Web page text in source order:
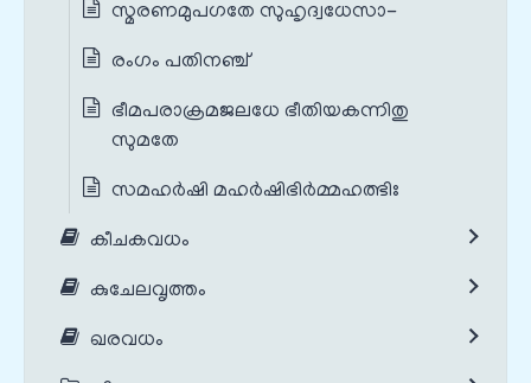
സ്മരണമുപഗതേ സുഹൃദ്വധേസാ-
രംഗം പതിനഞ്ച്
ഭീമപരാക്രമജലധേ ഭീതിയകന്നിതു
സുമതേ
സമഹർഷി മഹർഷിഭിർമ്മഹത്ഭിഃ
കീചകവധം
കുചേലവൃത്തം
ഖരവധം